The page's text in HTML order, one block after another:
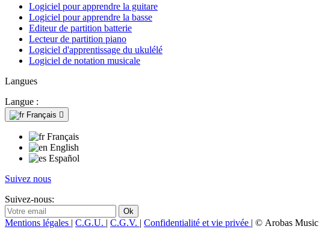
Logiciel pour apprendre la guitare
Logiciel pour apprendre la basse
Editeur de partition batterie
Lecteur de partition piano
Logiciel d'apprentissage du ukulélé
Logiciel de notation musicale
Langues
Langue :
Français 
Français
English
Español
Suivez nous
Suivez-nous:
Mentions légales | C.G.U. | C.G.V. | Confidentialité et vie privée | © Arobas Music